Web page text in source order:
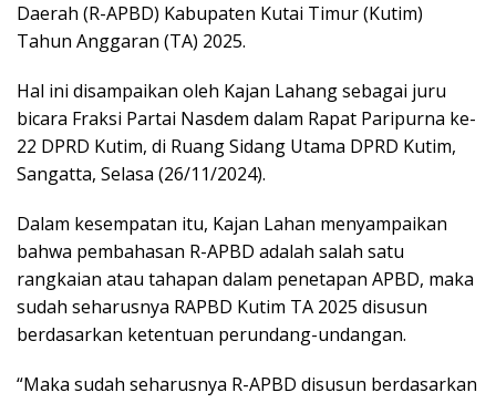
Daerah (R-APBD) Kabupaten Kutai Timur (Kutim)
Tahun Anggaran (TA) 2025.
Hal ini disampaikan oleh Kajan Lahang sebagai juru
bicara Fraksi Partai Nasdem dalam Rapat Paripurna ke-
22 DPRD Kutim, di Ruang Sidang Utama DPRD Kutim,
Sangatta, Selasa (26/11/2024).
Dalam kesempatan itu, Kajan Lahan menyampaikan
bahwa pembahasan R-APBD adalah salah satu
rangkaian atau tahapan dalam penetapan APBD, maka
sudah seharusnya RAPBD Kutim TA 2025 disusun
berdasarkan ketentuan perundang-undangan.
“Maka sudah seharusnya R-APBD disusun berdasarkan